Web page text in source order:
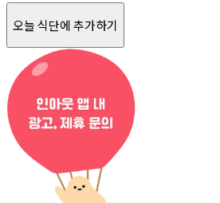
오늘 식단에 추가하기